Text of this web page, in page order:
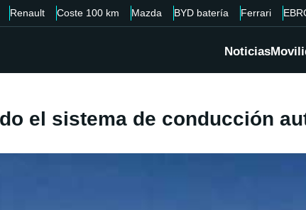
Renault Coste 100 km Mazda BYD batería Ferrari
Noticias
el sistema de conducción